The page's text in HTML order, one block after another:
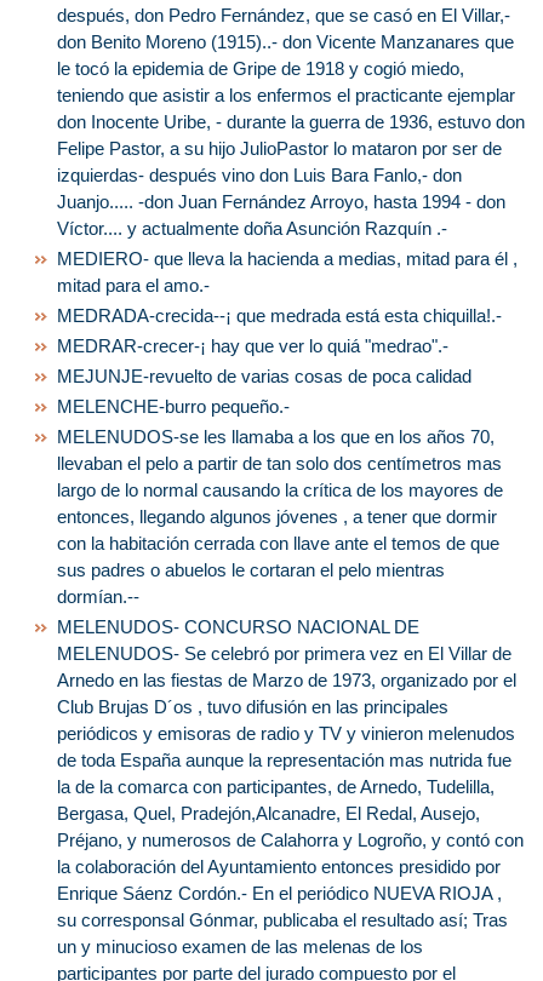
después, don Pedro Fernández, que se casó en El Villar,-
don Benito Moreno (1915)..- don Vicente Manzanares que
le tocó la epidemia de Gripe de 1918 y cogió miedo,
teniendo que asistir a los enfermos el practicante ejemplar
don Inocente Uribe, - durante la guerra de 1936, estuvo don
Felipe Pastor, a su hijo JulioPastor lo mataron por ser de
izquierdas- después vino don Luis Bara Fanlo,- don
Juanjo..... -don Juan Fernández Arroyo, hasta 1994 - don
Víctor.... y actualmente doña Asunción Razquín .-
MEDIERO- que lleva la hacienda a medias, mitad para él ,
mitad para el amo.-
MEDRADA-crecida--¡ que medrada está esta chiquilla!.-
MEDRAR-crecer-¡ hay que ver lo quiá "medrao".-
MEJUNJE-revuelto de varias cosas de poca calidad
MELENCHE-burro pequeño.-
MELENUDOS-se les llamaba a los que en los años 70,
llevaban el pelo a partir de tan solo dos centímetros mas
largo de lo normal causando la crítica de los mayores de
entonces, llegando algunos jóvenes , a tener que dormir
con la habitación cerrada con llave ante el temos de que
sus padres o abuelos le cortaran el pelo mientras
dormían.--
MELENUDOS- CONCURSO NACIONAL DE
MELENUDOS- Se celebró por primera vez en El Villar de
Arnedo en las fiestas de Marzo de 1973, organizado por el
Club Brujas D´os , tuvo difusión en las principales
periódicos y emisoras de radio y TV y vinieron melenudos
de toda España aunque la representación mas nutrida fue
la de la comarca con participantes, de Arnedo, Tudelilla,
Bergasa, Quel, Pradejón,Alcanadre, El Redal, Ausejo,
Préjano, y numerosos de Calahorra y Logroño, y contó con
la colaboración del Ayuntamiento entonces presidido por
Enrique Sáenz Cordón.- En el periódico NUEVA RIOJA ,
su corresponsal Gónmar, publicaba el resultado así; Tras
un y minucioso examen de las melenas de los
participantes por parte del jurado compuesto por el